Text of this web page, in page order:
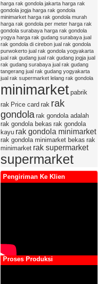
harga rak gondola jakarta harga rak
gondola jogja harga rak gondola
minimarket harga rak gondola murah
harga rak gondola per meter harga rak
gondola surabaya harga rak gondola
yogya harga rak gudang surabaya jual
rak gondola di cirebon jual rak gondola
purwokerto jual rak gondola yogyakarta
jual rak gudang jual rak gudang jogja jual
rak gudang surabaya jual rak gudang
tangerang jual rak gudang yogyakarta
jual rak supermarket lelang rak gondola
minimarket pabrik
rak Price card rak rak
gondola rak gondola adalah
rak gondola bekas rak gondola
kayu rak gondola minimarket
rak gondola minimarket bekas rak
minimarket rak supermarket
supermarket
Pengiriman Ke Klien
Proses Produksi